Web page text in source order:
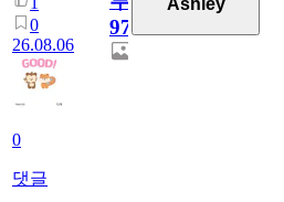
0
26.08.06
0
댓글
97
Ashley